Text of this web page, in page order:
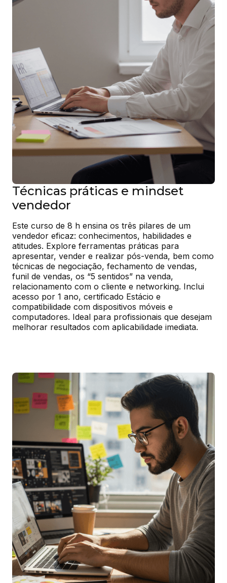
Técnicas práticas e mindset
vendedor
Este curso de 8 h ensina os três pilares de um
vendedor eficaz: conhecimentos, habilidades e
atitudes. Explore ferramentas práticas para
apresentar, vender e realizar pós-venda, bem como
técnicas de negociação, fechamento de vendas,
funil de vendas, os “5 sentidos” na venda,
relacionamento com o cliente e networking. Inclui
acesso por 1 ano, certificado Estácio e
compatibilidade com dispositivos móveis e
computadores. Ideal para profissionais que desejam
melhorar resultados com aplicabilidade imediata.